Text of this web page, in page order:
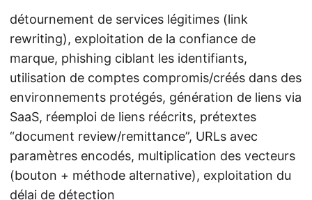
détournement de services légitimes (link
rewriting), exploitation de la confiance de
marque, phishing ciblant les identifiants,
utilisation de comptes compromis/créés dans des
environnements protégés, génération de liens via
SaaS, réemploi de liens réécrits, prétextes
“document review/remittance”, URLs avec
paramètres encodés, multiplication des vecteurs
(bouton + méthode alternative), exploitation du
délai de détection